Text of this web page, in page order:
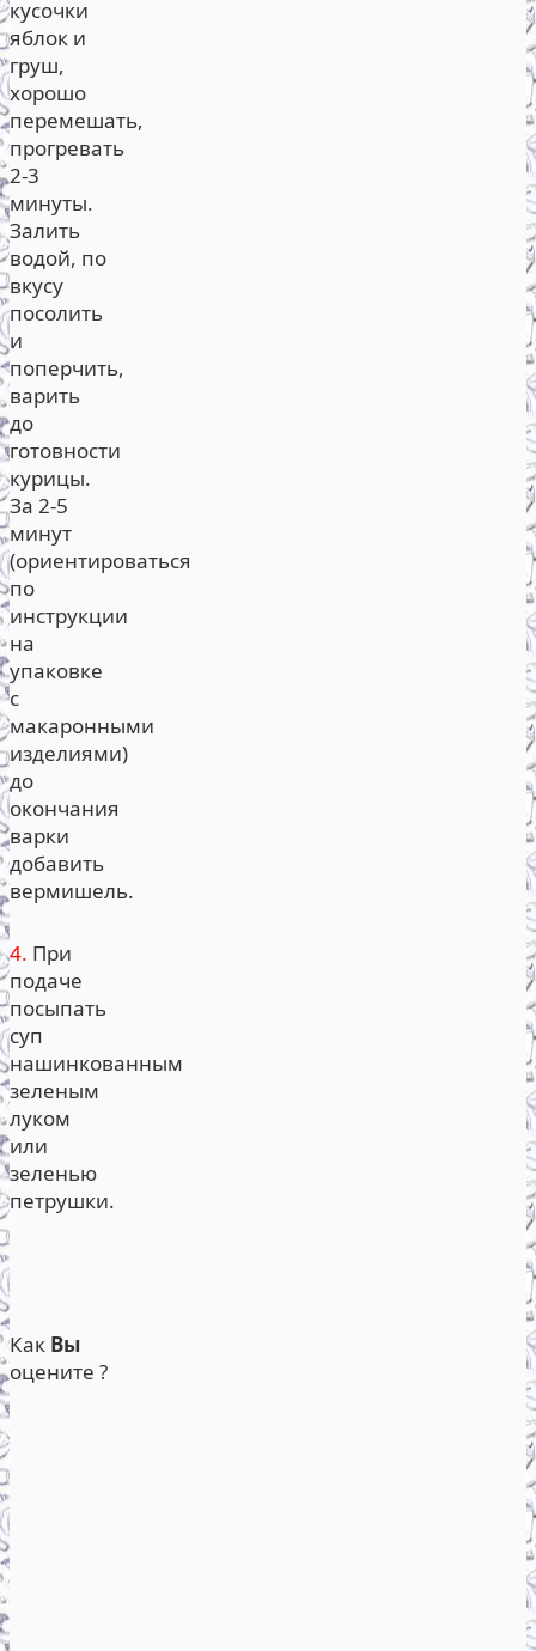
кусочки
яблок и
груш,
хорошо
перемешать,
прогревать
2-3
минуты.
Залить
водой, по
вкусу
посолить
и
поперчить,
варить
до
готовности
курицы.
За 2-5
минут
(ориентироваться
по
инструкции
на
упаковке
с
макаронными
изделиями)
до
окончания
варки
добавить
вермишель.
4. При
подаче
посыпать
суп
нашинкованным
зеленым
луком
или
зеленью
петрушки.
Как Вы
оцените ?